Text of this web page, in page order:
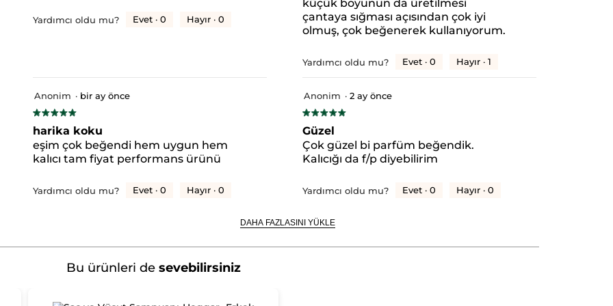
28 yorum.
yorumları filtrelemek için seçin.
3 yorum.
yorumları filtrelemek için seçin.
yıldızlı 0 yorum.
yıldızlı yorumları filtrelemek için seçin.
Yardımcı oldu mu? Evet · 0 Hayır · 0
küçük boyunun da üretilmesi
çantaya sığması açısından çok iyi
olmuş, çok beğenerek kullanıyorum.
Yardımcı oldu mu? Evet · 0 Hayır · 1
★★★★★
★★★★★
yıldız.
Anonim · bir ay önce
harika koku
eşim çok beğendi hem uygun hem
kalıcı tam fiyat performans ürünü
Yardımcı oldu mu? Evet · 0 Hayır · 0
★★★★★
★★★★★
yıldız.
Anonim · 2 ay önce
Güzel
Çok güzel bi parfüm beğendik.
Kalıcığı da f/p diyebilirim
Yardımcı oldu mu? Evet · 0 Hayır · 0
DAHA FAZLASINI YÜKLE
Bu ürünleri de sevebilirsiniz